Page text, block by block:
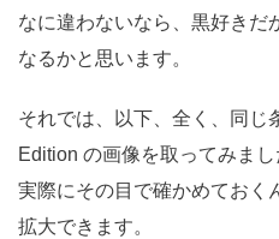
なに違わないなら、黒好きだ
なるかと思います。
それでは、以下、全く、同じ
Edition の画像を取ってみまし
実際にその目で確かめておく
拡大できます。